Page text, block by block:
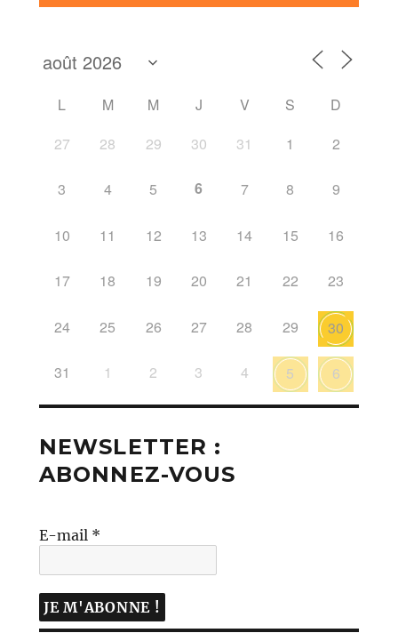
L M M J V S
D
27
28 29 30 31 1 2
3 4 5 6 7 8 9
10 11 12 13 14 15 16
17 18 19 20 21 22 23
24 25 26 27 28 29 30
31 1 2 3 4 5 6
NEWSLETTER :
ABONNEZ-VOUS
E-mail *